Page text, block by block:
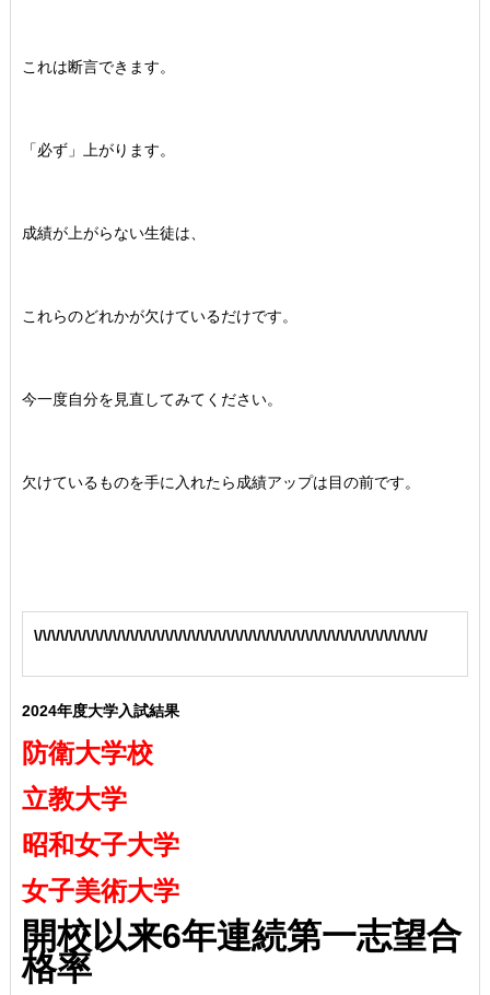
これは断言できます。
「必ず」上がります。
成績が上がらない生徒は、
これらのどれかが欠けているだけです。
今一度自分を見直してみてください。
欠けているものを手に入れたら成績アップは目の前です。
\/\/\/\/\/\/\/\/\/\/\/\/\/\/\/\/\/\/\/\/\/\/\/\/\/\/\/\/\/\/\/\/\/\/\/\/\/\/\/\/\/\/\/\/\/
2024年度大学入試結果
防衛大学校
立教大学
昭和女子大学
女子美術大学
開校以来6年連続第一志望合
格率